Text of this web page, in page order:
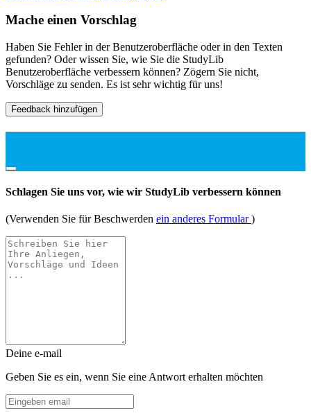
Mache einen Vorschlag
Haben Sie Fehler in der Benutzeroberfläche oder in den Texten
gefunden? Oder wissen Sie, wie Sie die StudyLib
Benutzeroberfläche verbessern können? Zögern Sie nicht,
Vorschläge zu senden. Es ist sehr wichtig für uns!
Feedback hinzufügen
Schlagen Sie uns vor, wie wir StudyLib verbessern können
(Verwenden Sie für Beschwerden ein anderes Formular)
Deine e-mail
Geben Sie es ein, wenn Sie eine Antwort erhalten möchten